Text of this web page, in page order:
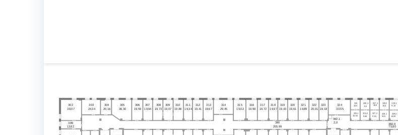
389
30 2 303 304 305 306 307 308 309 310 311 312 313 314 315
390
316 317 318 319 320 321 322 323 324
325
392.1
326.1 327.1 328.2 3 29.1
13,82
38,07 24,34 20,16 36,30 19,59 19,94 19,73 19,07 19,48 19,34 19,41 19,67 29,45 19,02
205,99
19,99 19,72 19,97 19,43 19,61 19,89 20,01 19,18 30.55
10,0
2,0
9,4 10,0 10,0 9,10
326.2
9,48
327.2
9,81
325.1
10,61
328.1
9,01
329.2
10,00
392 .0
75,80